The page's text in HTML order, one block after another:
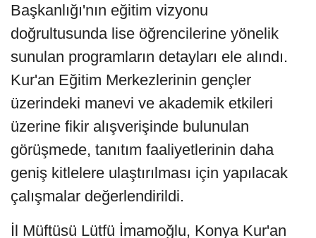
Başkanlığı'nın eğitim vizyonu
doğrultusunda lise öğrencilerine yönelik
sunulan programların detayları ele alındı.
Kur'an Eğitim Merkezlerinin gençler
üzerindeki manevi ve akademik etkileri
üzerine fikir alışverişinde bulunulan
görüşmede, tanıtım faaliyetlerinin daha
geniş kitlelere ulaştırılması için yapılacak
çalışmalar değerlendirildi.
İl Müftüsü Lütfü İmamoğlu, Konya Kur'an